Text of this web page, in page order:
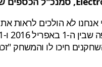
אנחנו לא הולכים לראות
חיכו לו והמשחק